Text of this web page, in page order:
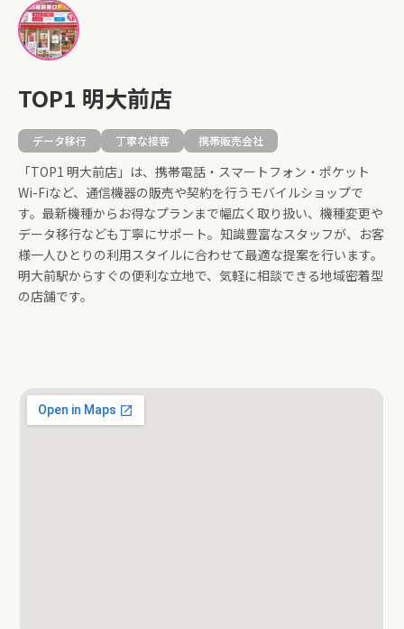
TOP1 明大前店
データ移行 丁寧な接客 携帯販売会社
「TOP1 明大前店」は、携帯電話・スマートフォン・ポケット
Wi-Fiなど、通信機器の販売や契約を行うモバイルショップで
す。最新機種からお得なプランまで幅広く取り扱い、機種変更や
データ移行なども丁寧にサポート。知識豊富なスタッフが、お客
様一人ひとりの利用スタイルに合わせて最適な提案を行います。
明大前駅からすぐの便利な立地で、気軽に相談できる地域密着型
の店舗です。